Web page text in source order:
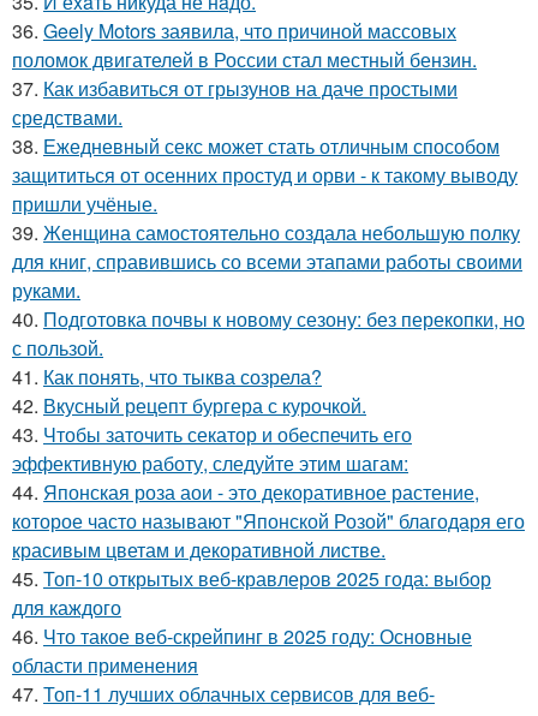
36. Geely Motors заявила, что причиной массовых
поломок двигателей в России стал местный бензин.
37. Как избавиться от грызунов на даче простыми
средствами.
38. Ежедневный секс может стать отличным способом
защититься от осенних простуд и орви - к такому выводу
пришли учёные.
39. Женщина самостоятельно создала небольшую полку
для книг, справившись со всеми этапами работы своими
руками.
40. Подготовка почвы к новому сезону: без перекопки, но
с пользой.
41. Как понять, что тыква созрела?
42. Вкусный рецепт бургера с курочкой.
43. Чтобы заточить секатор и обеспечить его
эффективную работу, следуйте этим шагам:
44. Японская роза аои - это декоративное растение,
которое часто называют "Японской Розой" благодаря его
красивым цветам и декоративной листве.
45. Топ-10 открытых веб-кравлеров 2025 года: выбор
для каждого
46. Что такое веб-скрейпинг в 2025 году: Основные
области применения
47. Топ-11 лучших облачных сервисов для веб-